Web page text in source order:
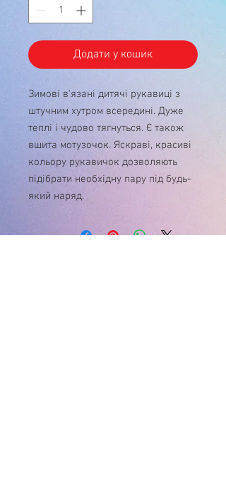
Додати у кошик
Зимові в'язані дитячі рукавиці з
штучним хутром всередині. Дуже
теплі і чудово тягнуться. Є також
вшита мотузочок. Яскраві, красиві
кольору рукавичок дозволяють
підібрати необхідну пару під будь-
який наряд.